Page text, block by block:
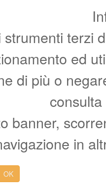
terzi
ed
di più o
banner,
in
OK